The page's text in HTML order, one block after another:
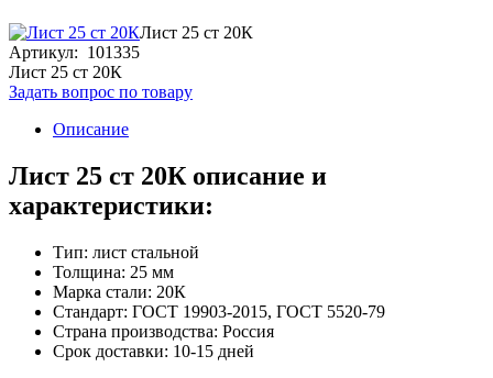
Лист 25 ст 20К
Артикул: 101335
Лист 25 ст 20К
Задать вопрос по товару
Описание
Лист 25 ст 20К описание и
характеристики:
Тип: лист стальной
Толщина: 25 мм
Марка стали: 20К
Стандарт: ГОСТ 19903-2015, ГОСТ 5520-79
Страна производства: Россия
Срок доставки: 10-15 дней